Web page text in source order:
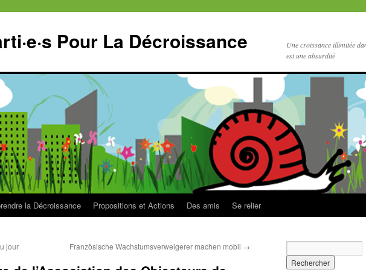
Pour La Décroissance
Une croissance illimitée
est une absurdité
la Décroissance Propositions et Actions Des amis Se relier
jour Französische Wachstumsverweigerer machen mobil →